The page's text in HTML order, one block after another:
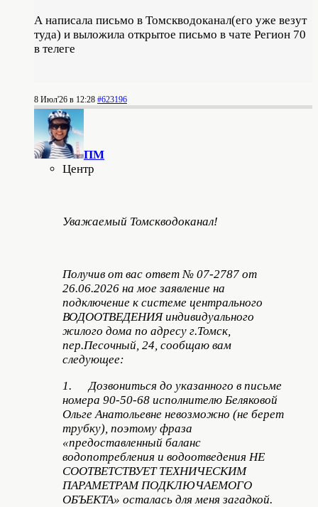
А написала письмо в Томскводоканал(его уже везут
туда) и выложила открытое письмо в чате Регион 70
в телеге
8 Июл'26 в 12:28 #623196
ПМ
Центр
Уважаемый Томскводоканал!
Получив от вас ответ № 07-2787 от
26.06.2026 на мое заявление на
подключение к системе центрального
ВОДООТВЕДЕНИЯ индивидуального
жилого дома по адресу г.Томск,
пер.Песочный, 24, сообщаю вам
следующее:
1. Дозвониться до указанного в письме
номера 90-50-68 исполнителю Беляковой
Ольге Анатольевне невозможно (не берет
трубку), поэтому фраза
«предоставленный баланс
водопотребления и водоотведения НЕ
СООТВЕТСТВУЕТ ТЕХНИЧЕСКИМ
ПАРАМЕТРАМ ПОДКЛЮЧАЕМОГО
ОБЪЕКТА» осталась для меня загадкой.